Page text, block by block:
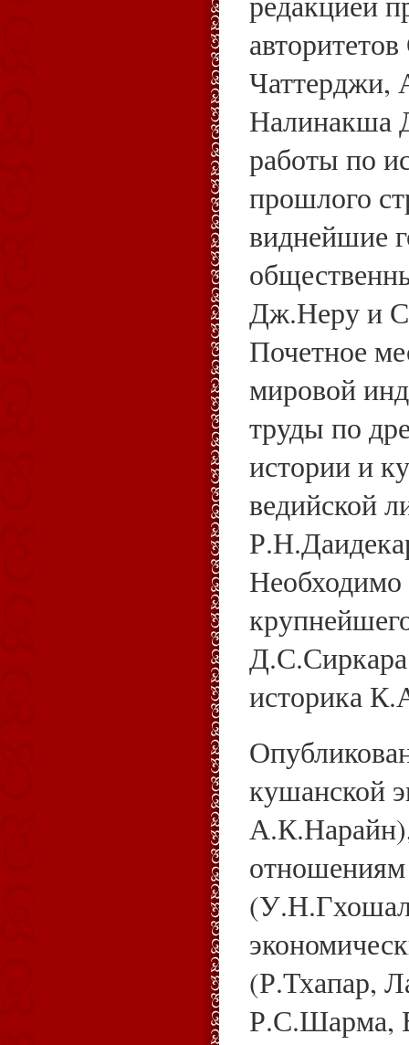
Чаттерджи,
Налинакша
работы по
прошлого
виднейшие
Дж.Неру и
Почетное
мировой
труды по
истории и
ведийской
Необходимо
Д.С.Сиркара
историка
кушанской
(Р.Тхапар,
Р.С.Шарма,